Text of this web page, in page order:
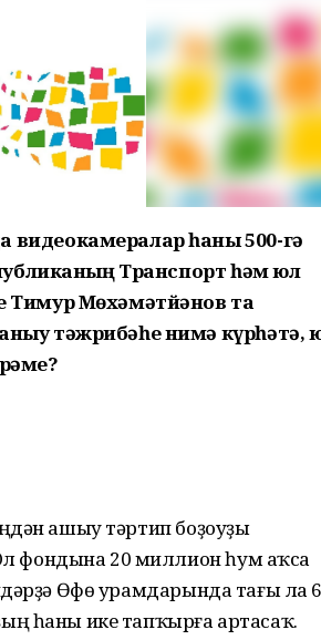
һаны 500-гә
Транспорт һәм юл
Тимур Мөхәмәтйәнов та
тәжрибәһе нимә күрһәтә,
ашыу тәртип боҙоуҙы
фондына 20 миллион һум аҡса
Өфө урамдарында тағы ла
һаны ике тапҡырға артасаҡ.